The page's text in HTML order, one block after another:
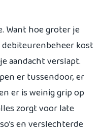
Want hoe groter je
kost
aandacht verslapt.
er tussendoor, er
er is weinig grip op
zorgt voor late
en verslechterde